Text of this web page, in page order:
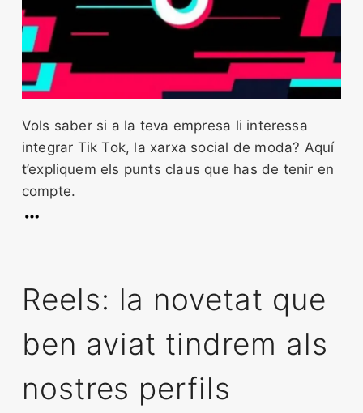
Vols saber si a la teva empresa li interessa
integrar Tik Tok, la xarxa social de moda? Aquí
t’expliquem els punts claus que has de tenir en
compte.
Reels: la novetat que
ben aviat tindrem als
nostres perfils